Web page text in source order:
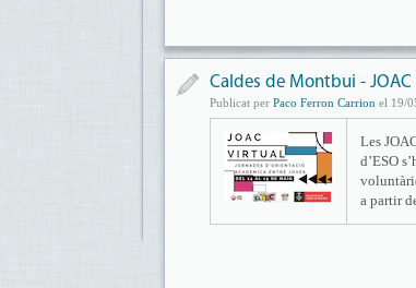
Caldes de Montbui -
Publicat per Paco Ferron Carrion el 19/
Les
d’ESO
a partir